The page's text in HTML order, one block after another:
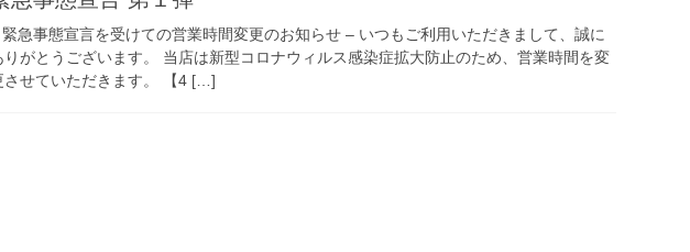
急事態宣言を受けての営業時間変更のお知らせ – いつもご利用いただきまして、誠に
りがとうございます。 当店は新型コロナウィルス感染症拡大防止のため、営業時間を変
させていただきます。 【4 […]